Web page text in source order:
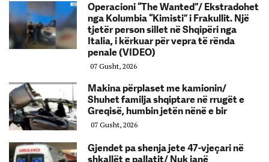
Operacioni “The Wanted”/ Ekstradohet
nga Kolumbia “Kimisti” i Frakullit. Një
tjetër person sillet në Shqipëri nga
Italia, i kërkuar për vepra të rënda
penale (VIDEO)
07 Gusht, 2026
Makina përplaset me kamionin/
Shuhet familja shqiptare në rrugët e
Greqisë, humbin jetën nënë e bir
07 Gusht, 2026
Gjendet pa shenja jete 47-vjeçari në
shkallët e pallatit/ Nuk janë